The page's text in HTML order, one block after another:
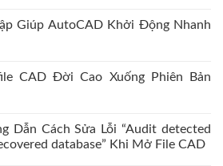
Giúp AutoCAD Khởi Động Nhanh
CAD Đời Cao Xuống Phiên Bản
Dẫn Cách Sửa Lỗi “Audit detected
database” Khi Mở File CAD